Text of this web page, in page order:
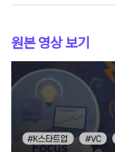
원본 영상 보기